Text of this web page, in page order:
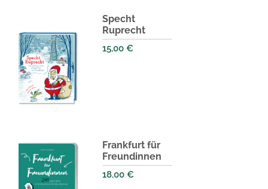
Specht
Ruprecht
15,00 €
Frankfurt für
Freundinnen
18,00 €